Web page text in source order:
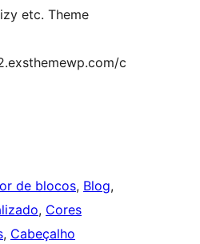
etc. Theme
c
de blocos, Blog
, Cores
, Cabeçalho